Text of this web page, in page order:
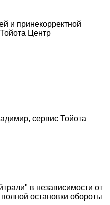
и принекорректной
Центр
сервис Тойота
в независимости от
остановки обороты